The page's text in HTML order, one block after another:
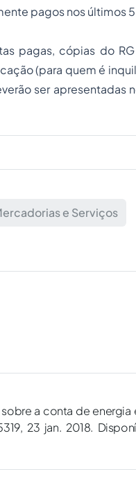
pagos nos últimos
pagas, cópias do RG
(para quem é
ser apresentadas
e Serviços
sobre a conta de energia
23 jan. 2018.